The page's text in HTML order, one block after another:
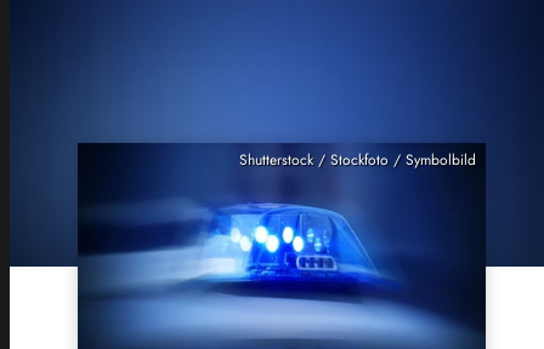
Shutterstock / Stockfoto / Symbolbild